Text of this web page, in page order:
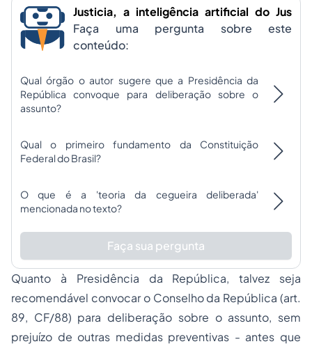
Justicia, a inteligência artificial do Jus
Faça uma pergunta sobre este
conteúdo:
Qual órgão o autor sugere que a Presidência da
República convoque para deliberação sobre o
assunto?
Qual o primeiro fundamento da Constituição
Federal do Brasil?
O que é a 'teoria da cegueira deliberada'
mencionada no texto?
Faça sua pergunta
Quanto à Presidência da República, talvez seja
recomendável convocar o Conselho da República (art.
89, CF/88) para deliberação sobre o assunto, sem
prejuízo de outras medidas preventivas - antes que